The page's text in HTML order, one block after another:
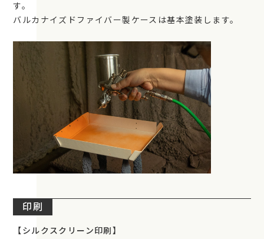
す。
バルカナイズドファイバー製ケースは基本塗装します。
印刷
【シルクスクリーン印刷】